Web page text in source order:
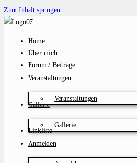
Zum Inhalt springen
Home
Über mich
Forum / Beiträge
Veranstaltungen
Veranstaltungen
Gallerie
Gallerie
Linkliste
Anmelden